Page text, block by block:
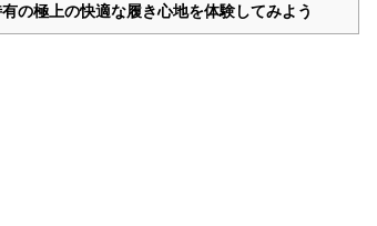
の極上の快適な履き心地を体験してみよう